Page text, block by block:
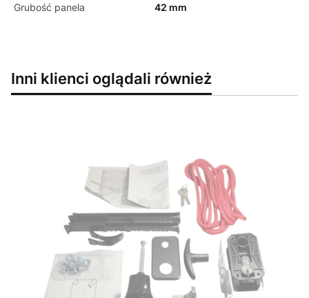
Grubość panela 42 mm
Inni klienci oglądali również